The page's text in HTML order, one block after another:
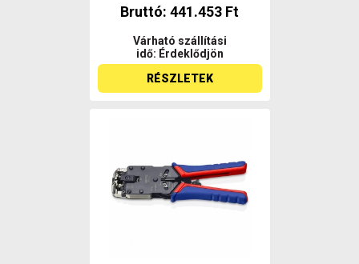
Bruttó: 441.453 Ft
Várható szállítási
idő: Érdeklődjön
RÉSZLETEK